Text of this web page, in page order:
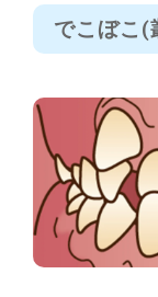
でこぼこ(